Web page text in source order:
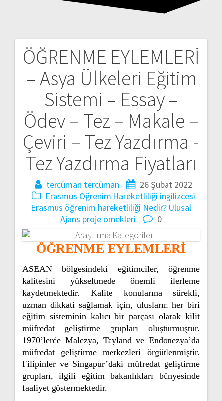
ÖĞRENME EYLEMLERİ
– Asya Ülkeleri Eğitim
Sistemi – Essay –
Ödev – Tez – Makale –
Çeviri – Tez Yazdırma -
Tez Yazdırma Fiyatları
tercüman tercüman
26 Şubat 2022
Erasmus Öğrenim Hareketliliği ingilizcesi
Erasmus öğrenim hareketliliği Nedir? Ulusal
Ajans proje örnekleri
0
ÖĞRENME EYLEMLERİ
ASEAN bölgesindeki eğitimciler, öğrenme
kalitesini yükseltmede önemli ilerleme
kaydetmektedir. Kalite konularına sürekli,
uzman dikkati sağlamak için, ulusların her biri
eğitim sisteminin kalıcı bir parçası olarak kilit
müfredat geliştirme grupları oluşturmuştur.
1970’lerde Malezya, Tayland ve Endonezya’da
müfredat geliştirme merkezleri örgütlenmiştir.
Filipinler ve Singapur’daki müfredat geliştirme
grupları, ilgili eğitim bakanlıkları bünyesinde
faaliyet göstermektedir.
Yazı
gezinmesi